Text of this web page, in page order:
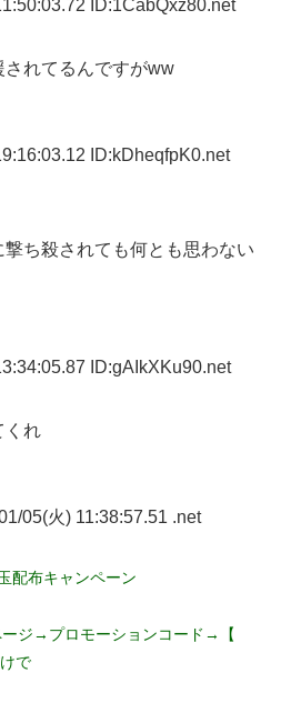
ID:1CabQxz80.net
されてるんですがww
ID:kDheqfpK0.net
ち殺されても何とも思わない
ID:gAIkXKu90.net
くれ
05(火) 11:38:57.51 .net
配布キャンペーン
ジ→プロモーションコード→【
で